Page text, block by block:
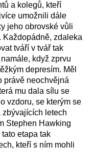
a kolegů, kteří
umožnili dále
jeho obrovské vůli
Každopádně, zdaleka
tváří v tvář tak
když zprvu
depresím. Měl
právě neochvějná
mu dala sílu se
vzdoru, se kterým se
letech
Stephen Hawking
etapa tak
kteří s ním mohli